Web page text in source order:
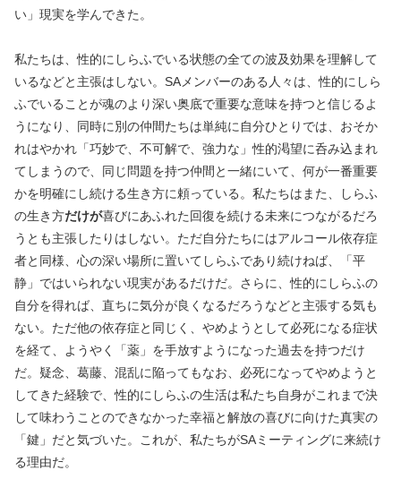
い」現実を学んできた。
私たちは、性的にしらふでいる状態の全ての波及効果を理解して
いるなどと主張はしない。SAメンバーのある人々は、性的にしら
ふでいることが魂のより深い奥底で重要な意味を持つと信じるよ
うになり、同時に別の仲間たちは単純に自分ひとりでは、おそか
れはやかれ「巧妙で、不可解で、強力な」性的渇望に呑み込まれ
てしまうので、同じ問題を持つ仲間と一緒にいて、何が一番重要
かを明確にし続ける生き方に頼っている。私たちはまた、しらふ
の生き方だけが喜びにあふれた回復を続ける未来につながるだろ
うとも主張したりはしない。ただ自分たちにはアルコール依存症
者と同様、心の深い場所に置いてしらふであり続けねば、「平
静」ではいられない現実があるだけだ。さらに、性的にしらふの
自分を得れば、直ちに気分が良くなるだろうなどと主張する気も
ない。ただ他の依存症と同じく、やめようとして必死になる症状
を経て、ようやく「薬」を手放すようになった過去を持つだけ
だ。疑念、葛藤、混乱に陥ってもなお、必死になってやめようと
してきた経験で、性的にしらふの生活は私たち自身がこれまで決
して味わうことのできなかった幸福と解放の喜びに向けた真実の
「鍵」だと気づいた。これが、私たちがSAミーティングに来続け
る理由だ。